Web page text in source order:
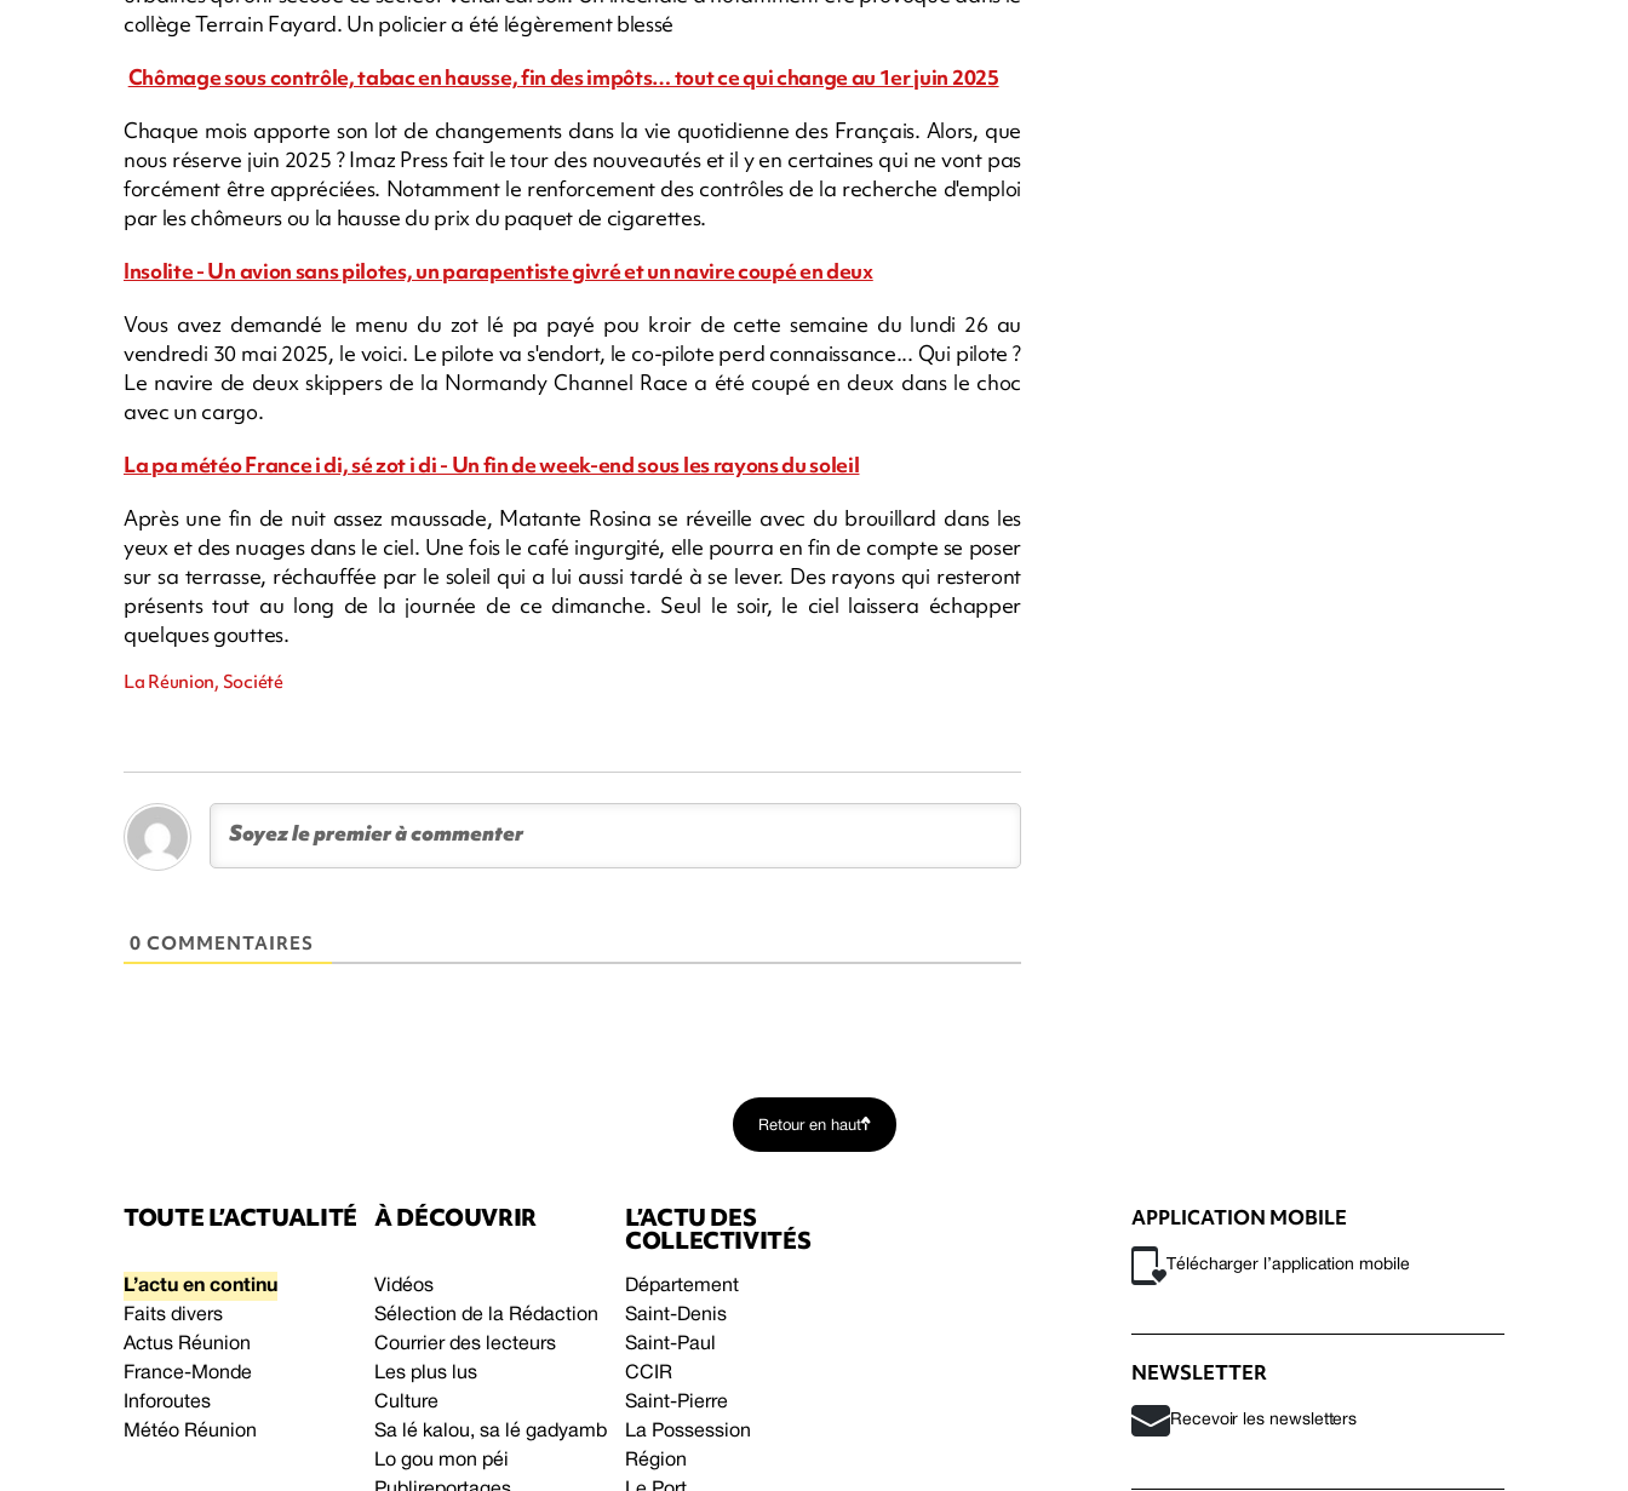
collège Terrain Fayard. Un policier a été légèrement blessé
Chômage sous contrôle, tabac en hausse, fin des impôts… tout ce qui change au 1er juin 2025
Chaque mois apporte son lot de changements dans la vie quotidienne des Français. Alors, que
nous réserve juin 2025 ? Imaz Press fait le tour des nouveautés et il y en certaines qui ne vont pas
forcément être appréciées. Notamment le renforcement des contrôles de la recherche d'emploi
par les chômeurs ou la hausse du prix du paquet de cigarettes.
Insolite - Un avion sans pilotes, un parapentiste givré et un navire coupé en deux
Vous avez demandé le menu du zot lé pa payé pou kroir de cette semaine du lundi 26 au
vendredi 30 mai 2025, le voici. Le pilote va s'endort, le co-pilote perd connaissance... Qui pilote ?
Le navire de deux skippers de la Normandy Channel Race a été coupé en deux dans le choc
avec un cargo.
La pa météo France i di, sé zot i di - Un fin de week-end sous les rayons du soleil
Après une fin de nuit assez maussade, Matante Rosina se réveille avec du brouillard dans les
yeux et des nuages dans le ciel. Une fois le café ingurgité, elle pourra en fin de compte se poser
sur sa terrasse, réchauffée par le soleil qui a lui aussi tardé à se lever. Des rayons qui resteront
présents tout au long de la journée de ce dimanche. Seul le soir, le ciel laissera échapper
quelques gouttes.
La Réunion, Société
0 COMMENTAIRES
Retour en haut
TOUTE L’ACTUALITÉ
L’actu en continu
Faits divers
Actus Réunion
France-Monde
Inforoutes
Météo Réunion
À DÉCOUVRIR
Vidéos
Sélection de la Rédaction
Courrier des lecteurs
Les plus lus
Culture
Sa lé kalou, sa lé gadyamb
Lo gou mon péi
L’ACTU DES
COLLECTIVITÉS
Département
Saint-Denis
Saint-Paul
CCIR
Saint-Pierre
La Possession
Région
APPLICATION MOBILE
Télécharger l’application mobile
NEWSLETTER
Recevoir les newsletters